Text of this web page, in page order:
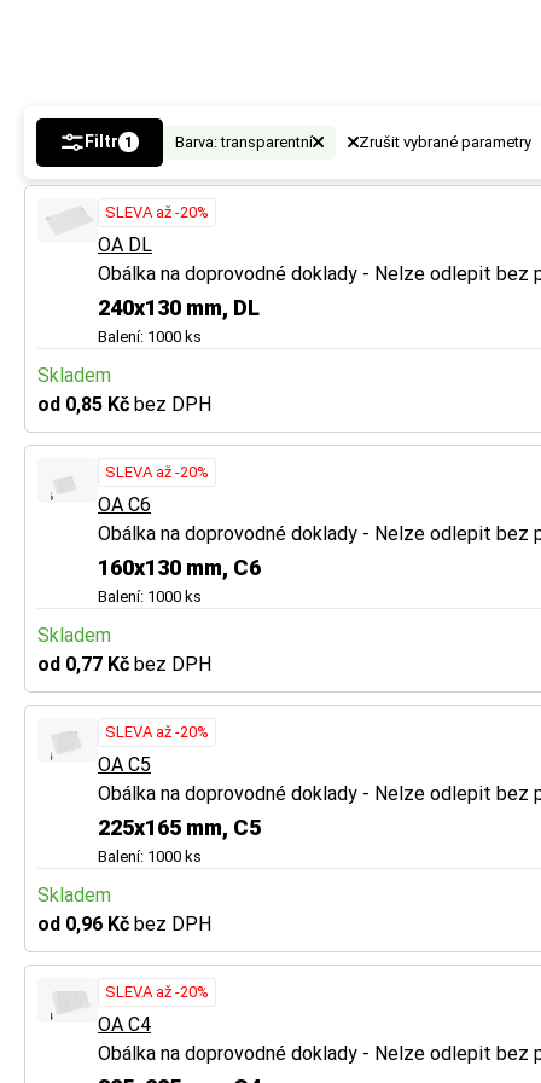
Filtr 1 Barva: transparentní Zrušit vybrané parametry
SLEVA až -20%
OA DL
Obálka na doprovodné doklady - Nelze odlepit bez
240x130 mm, DL
Balení: 1000 ks
Skladem
od 0,85 Kč bez DPH
SLEVA až -20%
OA C6
Obálka na doprovodné doklady - Nelze odlepit bez
160x130 mm, C6
Balení: 1000 ks
Skladem
od 0,77 Kč bez DPH
SLEVA až -20%
OA C5
Obálka na doprovodné doklady - Nelze odlepit bez
225x165 mm, C5
Balení: 1000 ks
Skladem
od 0,96 Kč bez DPH
SLEVA až -20%
OA C4
Obálka na doprovodné doklady - Nelze odlepit bez